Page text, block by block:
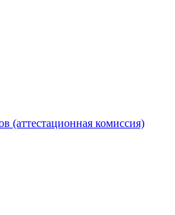
(аттестационная комиссия)